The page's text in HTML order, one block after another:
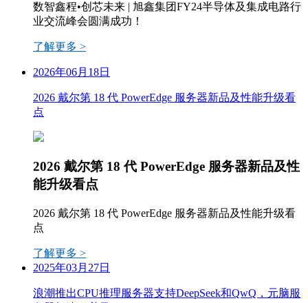
数智鑫程•创芯未来 | 旭鑫集团FY24半导体及集成电路行
业交流峰会圆满成功！
了解更多 >
2026年06月18日
2026 戴尔第 18 代 PowerEdge 服务器新品及性能升级看
点
2026 戴尔第 18 代 PowerEdge 服务器新品及性
能升级看点
2026 戴尔第 18 代 PowerEdge 服务器新品及性能升级看
点
了解更多 >
2025年03月27日
浪潮推出CPU推理服务器支持DeepSeek和QwQ，元脑服